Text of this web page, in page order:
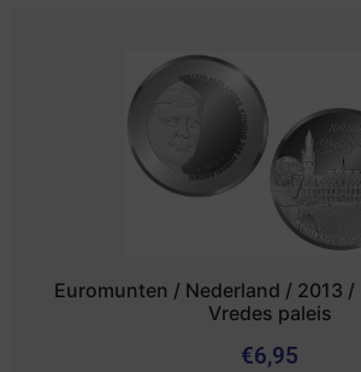
Euromunten / Nederland / 2013 /
Vredes paleis
€6,95